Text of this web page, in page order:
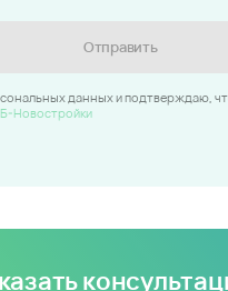
Отправить
данных и подтверждаю,
Новостройки